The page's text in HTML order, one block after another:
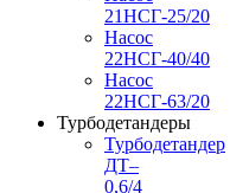
21НСГ-25/20
Насос
22НСГ-40/40
Насос
22НСГ-63/20
Турбодетандеры
Турбодетандер
ДТ–
0,6/4